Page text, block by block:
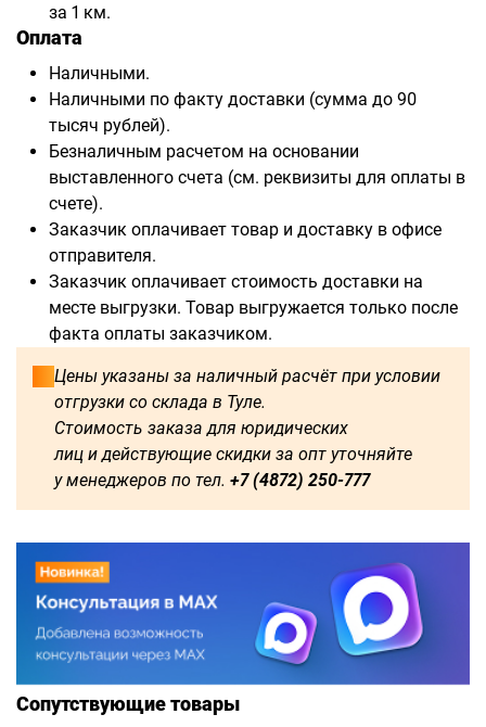
за 1 км.
Оплата
Наличными.
Наличными по факту доставки (сумма до 90
тысяч рублей).
Безналичным расчетом на основании
выставленного счета (см. реквизиты для оплаты в
счете).
Заказчик оплачивает товар и доставку в офисе
отправителя.
Заказчик оплачивает стоимость доставки на
месте выгрузки. Товар выгружается только после
факта оплаты заказчиком.
Цены указаны за наличный расчёт при условии
отгрузки со склада в Туле.
Стоимость заказа для юридических
лиц и действующие скидки за опт уточняйте
у менеджеров по тел. +7 (4872) 250-777
1750 2000 2250 2750
3500 3750
4000 4500 4750 5000
5250 5500 5750 6000
Сопутствующие товары